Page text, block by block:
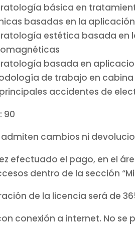
básica en
basadas en la
estética basada en
basada en
de trabajo en cabina
accidentes de
90
admiten cambios ni
efectuado el pago, en el
dentro de la sección
de la licencia será de
conexión a internet. No se